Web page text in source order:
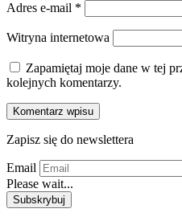
Adres e-mail *
Witryna internetowa
Zapamiętaj moje dane w tej
kolejnych komentarzy.
Zapisz się do newslettera
Email
Please wait...